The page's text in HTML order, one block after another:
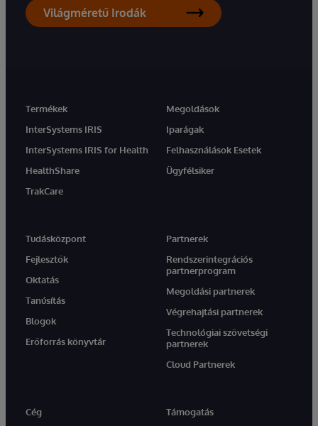
Világméretű Irodák
Termékek
InterSystems IRIS
InterSystems IRIS for Health
HealthShare
TrakCare
Megoldások
Iparágak
Felhasználások Esetek
Ügyfélsiker
Tudásközpont
Fejlesztők
Oktatás
Tanúsítás
Blogok
Erőforrás könyvtár
Partnerek
Rendszerintegrációs
partnerprogram
Megoldási partnerek
Végrehajtási partnerek
Technológiai szövetségi
partnerek
Cloud Partnerek
Cég Támogatás